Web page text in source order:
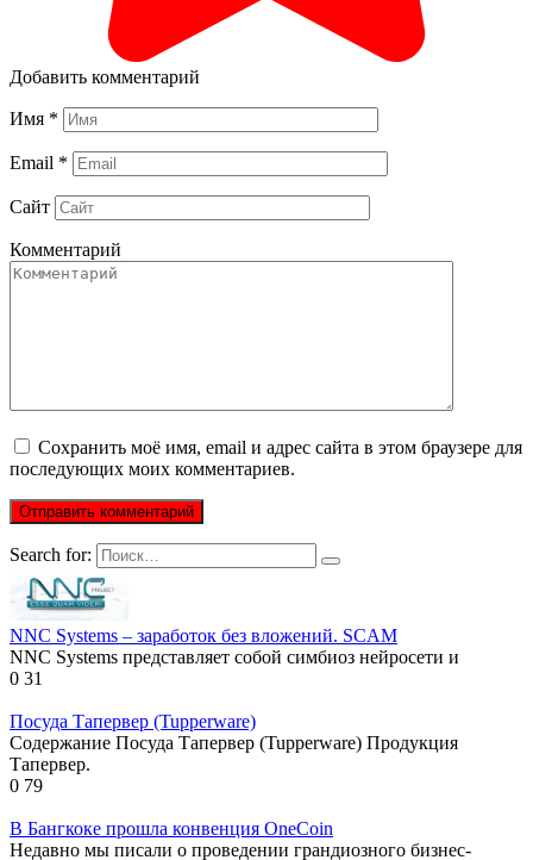
Добавить комментарий
Имя *
Email *
Сайт
Комментарий
Сохранить моё имя, email и адрес сайта в этом браузере для
последующих моих комментариев.
Search for:
NNC Systems – заработок без вложений. SCAM
NNC Systems представляет собой симбиоз нейросети и
0 31
Посуда Тапервер (Tupperware)
Содержание Посуда Тапервер (Tupperware) Продукция
Тапервер.
0 79
В Бангкоке прошла конвенция OneCoin
Недавно мы писали о проведении грандиозного бизнес-